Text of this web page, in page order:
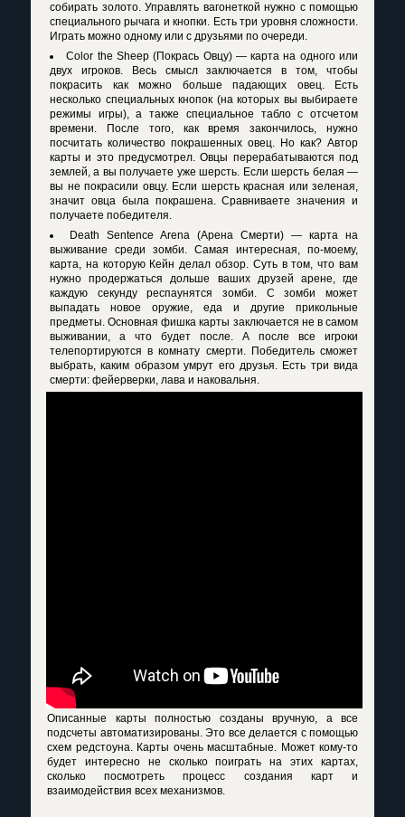
собирать золото. Управлять вагонеткой нужно с помощью
специального рычага и кнопки. Есть три уровня сложности.
Играть можно одному или с друзьями по очереди.
Color the Sheep (Покрась Овцу) — карта на одного или
двух игроков. Весь смысл заключается в том, чтобы
покрасить как можно больше падающих овец. Есть
несколько специальных кнопок (на которых вы выбираете
режимы игры), а также специальное табло с отсчетом
времени. После того, как время закончилось, нужно
посчитать количество покрашенных овец. Но как? Автор
карты и это предусмотрел. Овцы перерабатываются под
землей, а вы получаете уже шерсть. Если шерсть белая —
вы не покрасили овцу. Если шерсть красная или зеленая,
значит овца была покрашена. Сравниваете значения и
получаете победителя.
Death Sentence Arena (Арена Смерти) — карта на
выживание среди зомби. Самая интересная, по-моему,
карта, на которую Кейн делал обзор. Суть в том, что вам
нужно продержаться дольше ваших друзей арене, где
каждую секунду респаунятся зомби. С зомби может
выпадать новое оружие, еда и другие прикольные
предметы. Основная фишка карты заключается не в самом
выживании, а что будет после. А после все игроки
телепортируются в комнату смерти. Победитель сможет
выбрать, каким образом умрут его друзья. Есть три вида
смерти: фейерверки, лава и наковальня.
Описанные карты полностью созданы вручную, а все
подсчеты автоматизированы. Это все делается с помощью
схем редстоуна. Карты очень масштабные. Может кому-то
будет интересно не сколько поиграть на этих картах,
сколько посмотреть процесс создания карт и
взаимодействия всех механизмов.